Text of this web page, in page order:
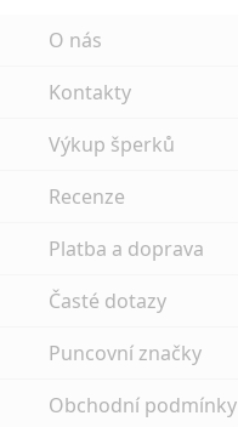
O nás
Kontakty
Výkup šperků
Recenze
Platba a doprava
Časté dotazy
Puncovní značky
Obchodní podmínky